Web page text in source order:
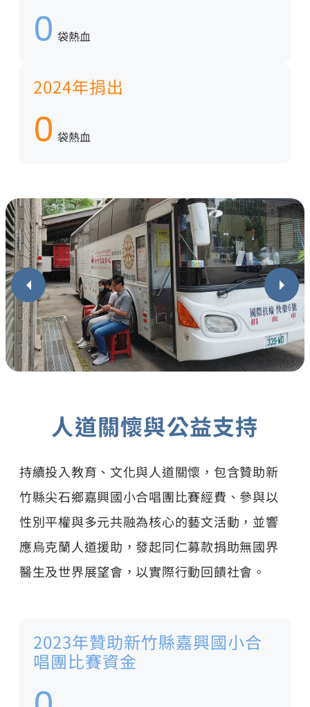
0 袋熱血
2024年捐出
0 袋熱血
人道關懷與公益支持
持續投入教育、文化與人道關懷，包含贊助新
竹縣尖石鄉嘉興國小合唱團比賽經費、參與以
性別平權與多元共融為核心的藝文活動，並響
應烏克蘭人道援助，發起同仁募款捐助無國界
醫生及世界展望會，以實際行動回饋社會。
2023年贊助新竹縣嘉興國小合
唱團比賽資金